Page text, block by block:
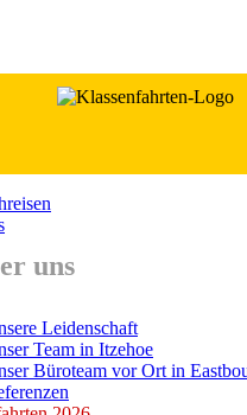
uns
Leidenschaft
Team in Itzehoe
Büroteam vor Ort in